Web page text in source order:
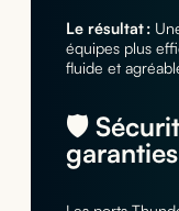
Le résultat :
équipes plus
fluide et
🛡️
garanties